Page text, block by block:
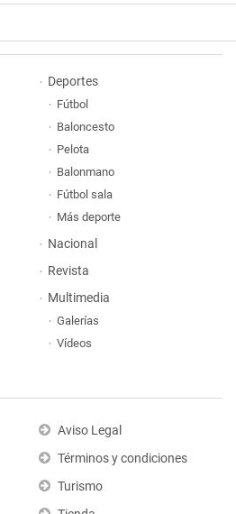
Deportes
Fútbol
Baloncesto
Pelota
Balonmano
Fútbol sala
Más deporte
Nacional
Revista
Multimedia
Galerías
Vídeos
Aviso Legal
Términos y condiciones
Turismo